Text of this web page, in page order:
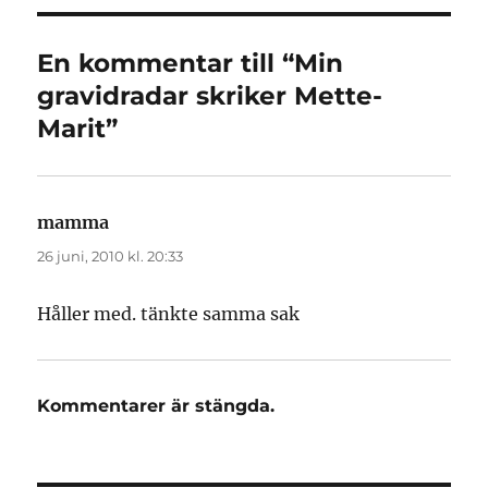
En kommentar till “Min
gravidradar skriker Mette-
Marit”
mamma
26 juni, 2010 kl. 20:33
Håller med. tänkte samma sak
Kommentarer är stängda.